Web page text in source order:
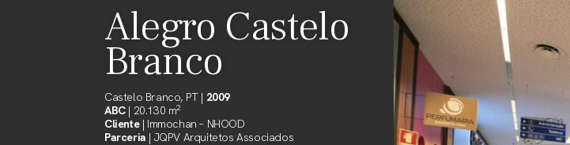
Alegro Castelo
Branco
Castelo Branco, PT | 2009
ABC| 20.130 m2
Cliente| Immochan – NHOOD
Parceria | JQPV Arquitetos Associados